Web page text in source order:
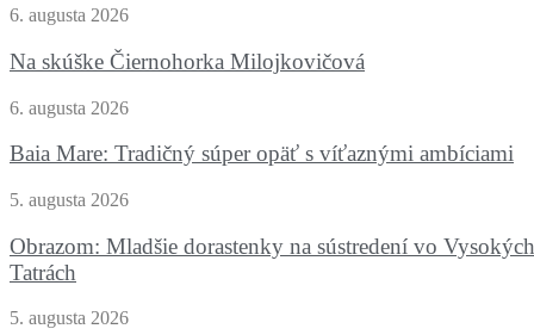
6. augusta 2026
Na skúške Čiernohorka Milojkovičová
6. augusta 2026
Baia Mare: Tradičný súper opäť s víťaznými ambíciami
5. augusta 2026
Obrazom: Mladšie dorastenky na sústredení vo Vysokých
Tatrách
5. augusta 2026